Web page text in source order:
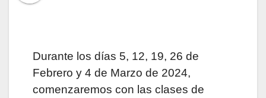
Durante los días 5, 12, 19, 26 de
Febrero y 4 de Marzo de 2024,
comenzaremos con las clases de